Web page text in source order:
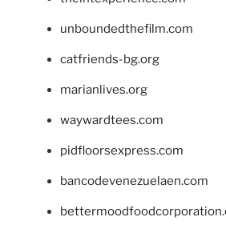
unboundedthefilm.com
catfriends-bg.org
marianlives.org
waywardtees.com
pidfloorsexpress.com
bancodevenezuelaen.com